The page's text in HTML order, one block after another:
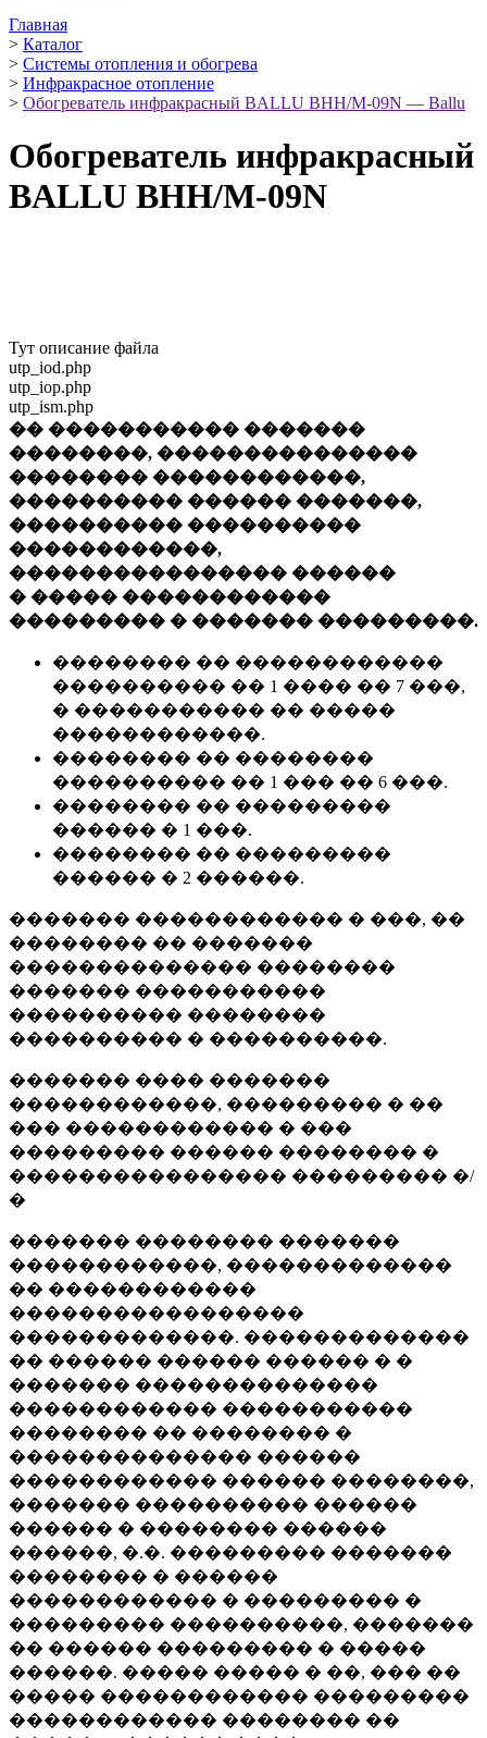
Главная
> Каталог
> Системы отопления и обогрева
> Инфракрасное отопление
> Обогреватель инфракрасный BALLU BHH/M-09N — Ballu
Обогреватель инфракрасный
BALLU BHH/M-09N
Тут описание файла
utp_iod.php
utp_iop.php
utp_ism.php
�� ����������� �������
��������, ���������������
�������� ������������,
���������� ������ �������,
���������� ����������
������������,
���������������� ������
� ����� ������������
��������� � ������� ���������.
�������� �� ������������
���������� �� 1 ���� �� 7 ���,
� ����������� �� �����
������������.
�������� �� ��������
���������� �� 1 ��� �� 6 ���.
�������� �� ���������
������ � 1 ���.
�������� �� ���������
������ � 2 ������.
������� ������������ � ���, ��
�������� �� �������
�������������� ��������
������� �����������
���������� ��������
���������� � ����������.
������� ���� �������
������������, ��������� � ��
��� ������������ � ���
��������� ������ �������� �
���������������� ��������� �/
�
������� �������� �������
������������, �������������
�� ������������
�����������������
�������������. �������������
�� ������ ������ ������ � �
������� ��������������
������������ �����������
�������� �� �������� �
�������������� ������
������������ ������ ��������,
������� ���������� ������
������ � �������� ������
������, �.�. ��������� �������
�������� � ������
������������ � ��������� �
��������� ����������, �������
�� ������ ��������� � �����
������. ����� ����� � ��, ��� ��
����� ������������ ���������
������������ �������� ��